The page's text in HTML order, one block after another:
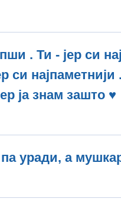
. Ти - јер си
си
ја знам зашто ♥
уради, а